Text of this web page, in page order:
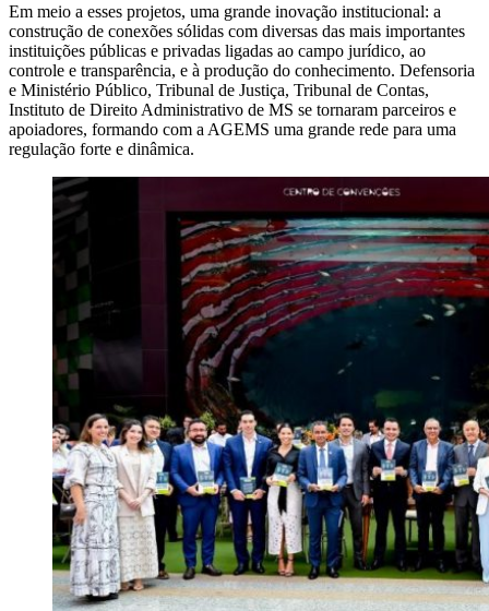
Em meio a esses projetos, uma grande inovação institucional: a
construção de conexões sólidas com diversas das mais importantes
instituições públicas e privadas ligadas ao campo jurídico, ao
controle e transparência, e à produção do conhecimento. Defensoria
e Ministério Público, Tribunal de Justiça, Tribunal de Contas,
Instituto de Direito Administrativo de MS se tornaram parceiros e
apoiadores, formando com a AGEMS uma grande rede para uma
regulação forte e dinâmica.